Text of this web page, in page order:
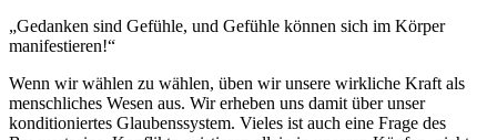
„Gedanken sind Gefühle, und Gefühle können sich im Körper
manifestieren!“
Wenn wir wählen zu wählen, üben wir unsere wirkliche Kraft als
menschliches Wesen aus. Wir erheben uns damit über unser
konditioniertes Glaubenssystem. Vieles ist auch eine Frage des